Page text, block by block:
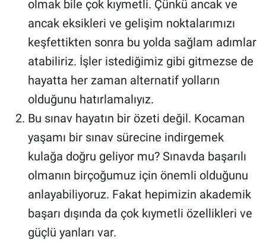
olmak bile çok kıymetli. Çünkü ancak ve
ancak eksikleri ve gelişim noktalarımızı
keşfettikten sonra bu yolda sağlam adımlar
atabiliriz. İşler istediğimiz gibi gitmezse de
hayatta her zaman alternatif yolların
olduğunu hatırlamalıyız.
Bu sınav hayatın bir özeti değil. Kocaman
yaşamı bir sınav sürecine indirgemek
kulağa doğru geliyor mu? Sınavda başarılı
olmanın birçoğumuz için önemli olduğunu
anlayabiliyoruz. Fakat hepimizin akademik
başarı dışında da çok kıymetli özellikleri ve
güçlü yanları var.